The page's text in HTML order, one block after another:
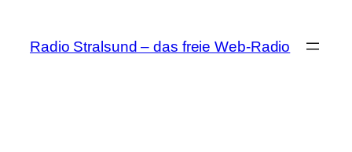
springen
Radio Stralsund – das freie Web-Radio